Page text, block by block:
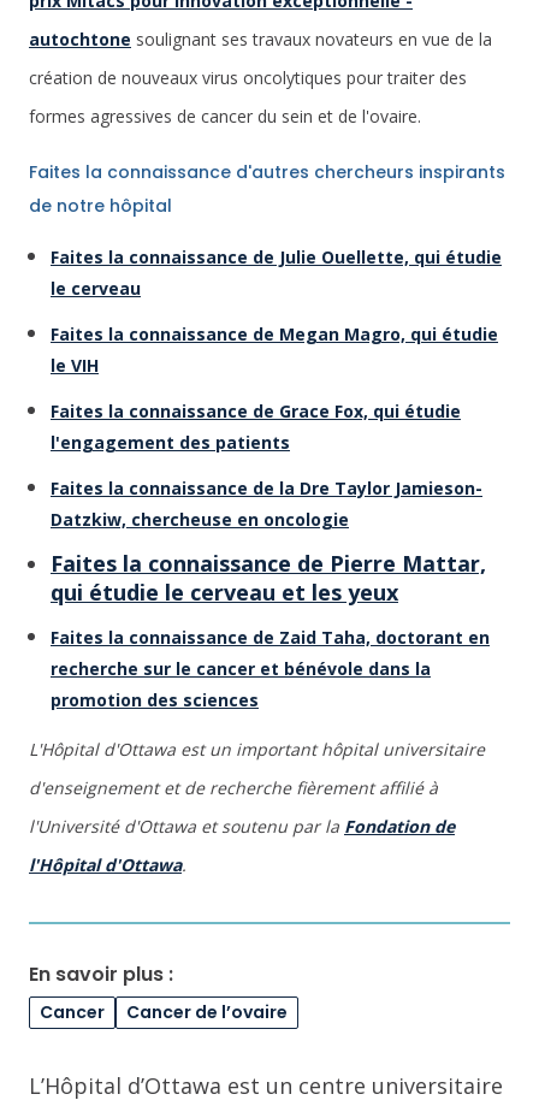
autochtone soulignant ses travaux novateurs en vue de la
création de nouveaux virus oncolytiques pour traiter des
formes agressives de cancer du sein et de l'ovaire.
Faites la connaissance d'autres chercheurs inspirants
de notre hôpital
Faites la connaissance de Julie Ouellette, qui étudie
le cerveau
Faites la connaissance de Megan Magro, qui étudie
le VIH
Faites la connaissance de Grace Fox, qui étudie
l'engagement des patients
Faites la connaissance de la Dre Taylor Jamieson-
Datzkiw, chercheuse en oncologie
Faites la connaissance de Pierre Mattar,
qui étudie le cerveau et les yeux
Faites la connaissance de Zaid Taha, doctorant en
recherche sur le cancer et bénévole dans la
promotion des sciences
L'Hôpital d'Ottawa est un important hôpital universitaire
d'enseignement et de recherche fièrement affilié à
l'Université d'Ottawa et soutenu par la Fondation de
l'Hôpital d'Ottawa.
En savoir plus :
Cancer Cancer de l’ovaire
L’Hôpital d’Ottawa est un centre universitaire